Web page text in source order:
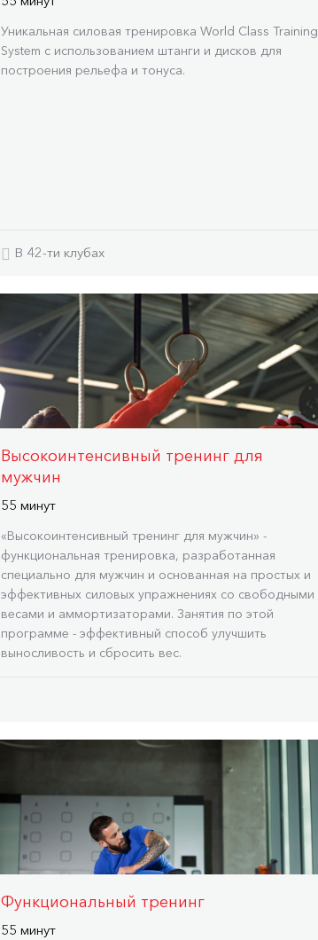
Уникальная силовая тренировка World Class Training
System с использованием штанги и дисков для
построения рельефа и тонуса.
В 42-ти клубах
Высокоинтенсивный тренинг для
мужчин
55 минут
«Высокоинтенсивный тренинг для мужчин» -
функциональная тренировка, разработанная
специально для мужчин и основанная на простых и
эффективных силовых упражнениях со свободными
весами и аммортизаторами. Занятия по этой
программе - эффективный способ улучшить
выносливость и сбросить вес.
Функциональный тренинг
55 минут